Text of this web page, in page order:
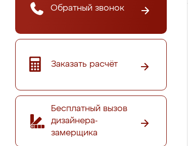
Обратный звонок
Заказать расчёт
Бесплатный вызов
дизайнера-
замерщика